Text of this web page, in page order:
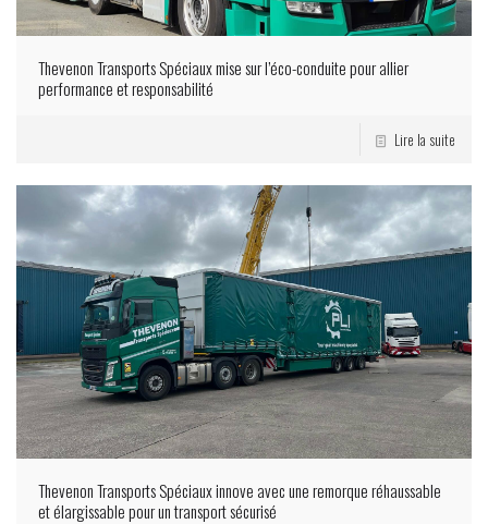
Thevenon Transports Spéciaux mise sur l’éco-conduite pour allier
performance et responsabilité
Lire la suite
Thevenon Transports Spéciaux innove avec une remorque réhaussable
et élargissable pour un transport sécurisé